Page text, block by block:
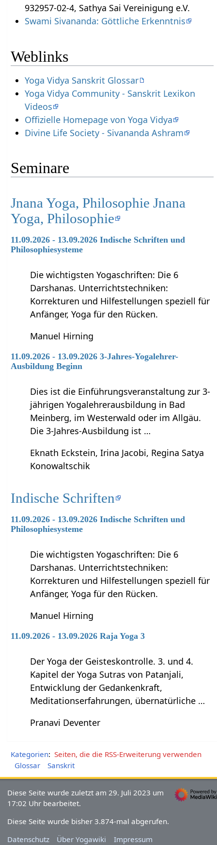
932957-02-4, Sathya Sai Vereinigung e.V.
Swami Sivananda: Göttliche Erkenntnis
Weblinks
Yoga Vidya Sanskrit Glossar
Yoga Vidya Community - Sanskrit Lexikon
Videos
Offizielle Homepage von Yoga Vidya
Divine Life Society - Sivananda Ashram
Seminare
Jnana Yoga, Philosophie Jnana
Yoga, Philosophie
11.09.2026 - 13.09.2026 Indische Schriften und
Philosophiesysteme
Die wichtigsten Yogaschriften: Die 6
Darshanas. Unterrichtstechniken:
Korrekturen und Hilfestellungen speziell für
Anfänger, Yoga für den Rücken.
Manuel Hirning
11.09.2026 - 13.09.2026 3-Jahres-Yogalehrer-
Ausbildung Beginn
Dies ist die Einführungsveranstaltung zur 3-
jährigen Yogalehrerausbildung in Bad
Meinberg, im Westerwald oder im Allgäu.
Die 3-Jahres-Ausbildung ist …
Eknath Eckstein, Irina Jacobi, Regina Satya
Konowaltschik
Indische Schriften
11.09.2026 - 13.09.2026 Indische Schriften und
Philosophiesysteme
Die wichtigsten Yogaschriften: Die 6
Darshanas. Unterrichtstechniken:
Korrekturen und Hilfestellungen speziell für
Anfänger, Yoga für den Rücken.
Manuel Hirning
11.09.2026 - 13.09.2026 Raja Yoga 3
Der Yoga der Geisteskontrolle. 3. und 4.
Kapitel der Yoga Sutras von Patanjali,
Entwicklung der Gedankenkraft,
Meditationserfahrungen, übernatürliche …
Pranavi Deventer
Kategorien: Seiten, die die RSS-Erweiterung verwenden
Glossar
Sanskrit
Diese Seite wurde zuletzt am 29. Juli 2023 um
17:02 Uhr bearbeitet.
Diese Seite wurde bisher 3.874-mal abgerufen.
Datenschutz
Über Yogawiki Impressum